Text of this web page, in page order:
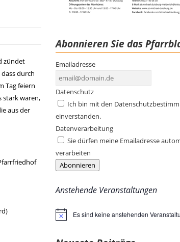
zündet
durch
Tag feiern
stark waren,
aus der
Abonnieren Sie das
Emailadresse
Datenschutz
Ich bin mit den
einverstanden.
Datenverarbeitung
Sie dürfen meine Emailadresse
verarbeiten
Abonnieren
Anstehende Veranstaltungen
HinweisEs sind keine anstehenden